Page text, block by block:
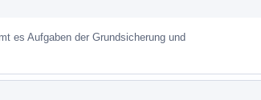
es Aufgaben der Grundsicherung und